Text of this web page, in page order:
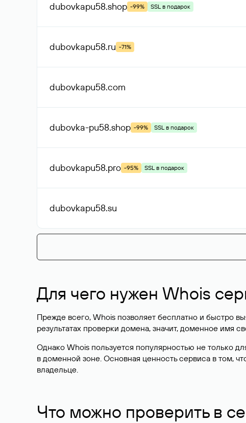
dubovkapu58.shop -99% SSL в подарок
dubovkapu58.ru -71%
dubovkapu58.com
dubovka-pu58.shop -99% SSL в подарок
dubovkapu58.pro -95% SSL в подарок
dubovkapu58.su
Для чего нужен Whois
Прежде всего, Whois позволяет бесплатно и быстро
результатах проверки домена, значит, доменное имя
Однако Whois пользуется популярностью не только
в доменной зоне. Основная ценность сервиса в том,
владельце.
Что можно проверить в